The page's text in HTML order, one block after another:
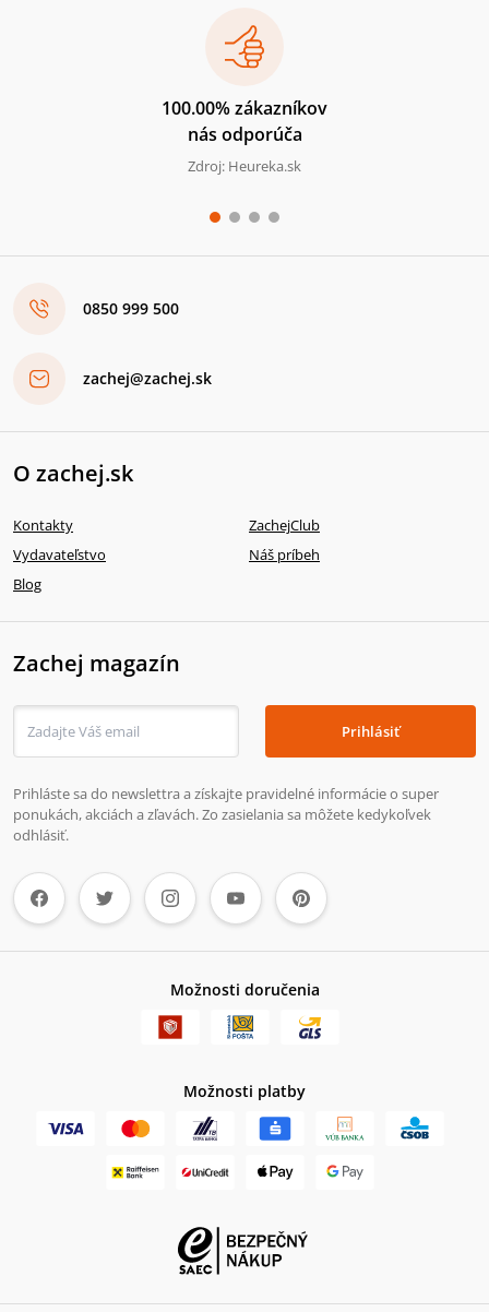
100.00% zákazníkov
nás odporúča
Zdroj: Heureka.sk
0850 999 500
zachej@zachej.sk
O zachej.sk
Kontakty
ZachejClub
Vydavateľstvo
Náš príbeh
Blog
Zachej magazín
Prihlásiť
Prihláste sa do newslettra a získajte pravidelné informácie o super
ponukách, akciách a zľavách. Zo zasielania sa môžete kedykoľvek
odhlásiť.
Možnosti doručenia
Možnosti platby